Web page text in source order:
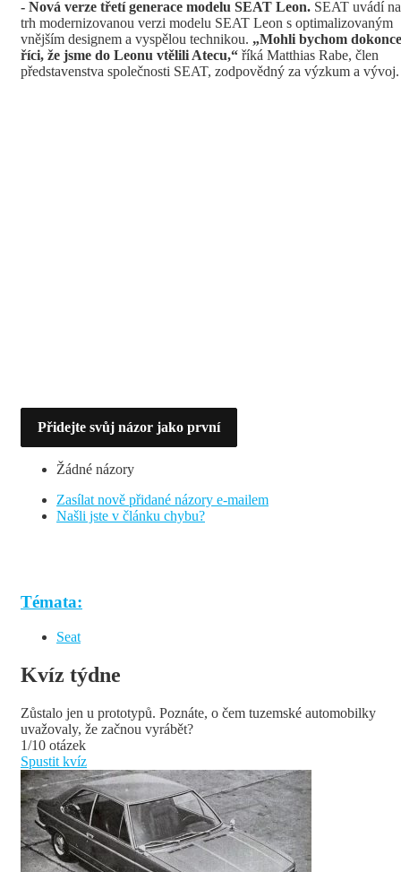
- Nová verze třetígenerace modelu SEAT Leon. SEAT uvádí na
trh modernizovanou verzi modelu SEAT Leon s optimalizovaným
vnějším designem a vyspělou technikou. „Mohli bychom dokonce
říci, že jsme do Leonu vtělili Atecu,“ říká Matthias Rabe, člen
představenstva společnosti SEAT, zodpovědný za výzkum a vývoj.
Přidejte svůj názor jako první
Žádné názory
Zasílat nově přidané názory e-mailem
Našli jste v článku chybu?
Témata:
Seat
Kvíz týdne
Zůstalo jen u prototypů. Poznáte, o čem tuzemské automobilky
uvažovaly, že začnou vyrábět?
1/10 otázek
Spustit kvíz